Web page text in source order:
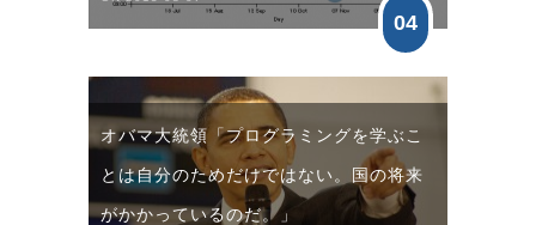
04
オバマ大統領「プログラミングを学ぶこ
とは自分のためだけではない。国の将来
がかかっているのだ。」